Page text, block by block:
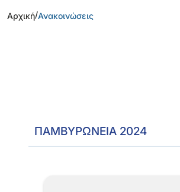
Αρχική/Ανακοινώσεις
ΠΑΜΒΥΡΩΝΕΙΑ 2024